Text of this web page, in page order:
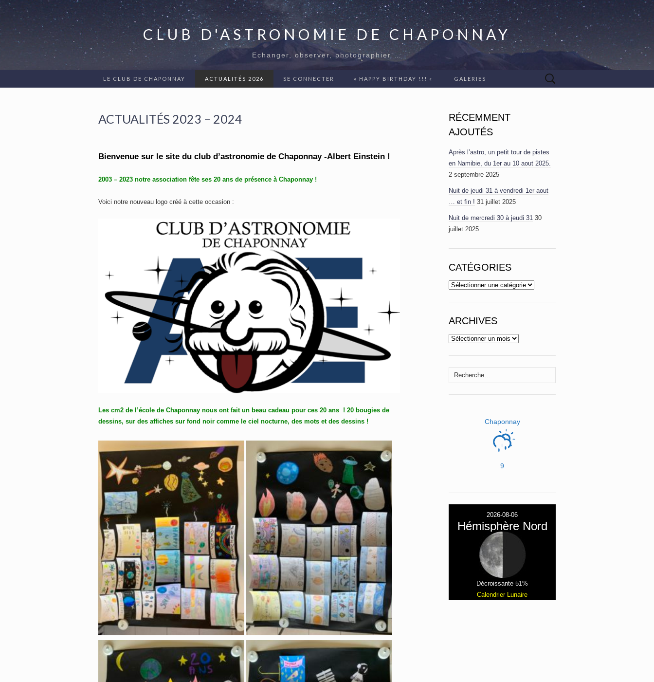
CLUB D'ASTRONOMIE DE CHAPONNAY
Echanger, observer, photographier …
LE CLUB DE CHAPONNAY ACTUALITÉS 2026 SE CONNECTER « HAPPY BIRTHDAY !!! « GALERIES Rechercher :
ACTUALITÉS 2023 – 2024
Bienvenue sur le site du club d’astronomie de Chaponnay -Albert Einstein !
2003 – 2023 notre association fête ses 20 ans de présence à Chaponnay !
Voici notre nouveau logo créé à cette occasion :
Les cm2 de l’école de Chaponnay nous ont fait un beau cadeau pour ces 20 ans ! 20 bougies de
dessins, sur des affiches sur fond noir comme le ciel nocturne, des mots et des dessins !
RÉCEMMENT
AJOUTÉS
Après l’astro, un petit tour de pistes
en Namibie, du 1er au 10 aout 2025.
2 septembre 2025
Nuit de jeudi 31 à vendredi 1er aout
… et fin ! 31 juillet 2025
Nuit de mercredi 30 à jeudi 31 30
juillet 2025
CATÉGORIES
Catégories
ARCHIVES
Archives
Rechercher :
Chaponnay
9
2026-08-06
Hémisphère Nord
Décroissante 51%
Calendrier Lunaire